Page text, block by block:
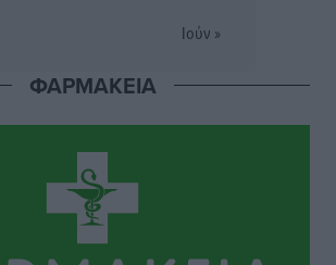
ώρες
«Να πανηγυρίσουμε πολλές νίκες μαζί»
Ιούν »
ΦΑΡΜΑΚΕΙΑ